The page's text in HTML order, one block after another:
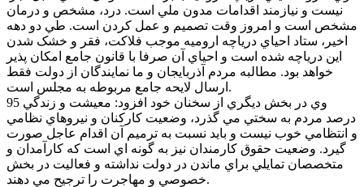
نيست و نيازمند اقدامات مدون ملي است. درد، مشخص و درمان
مشخص است و امروز وقت تصميم و عمل کردن است. طي دو دهه
اخير، ستاد احياي درياچه اروميه موجب فلاکت، فقر و خشک شدن
اين درياچه شده است و احياي آن صرفا با قانون جامع امکان پذير
خواهد بود. مطالبه مردم آذربايجان و ما نمايندگان از دولت فقط
ارسال لايحه جامع مربوطه به مجلس است.
وي در بخش ديگري از سخنان خود افزود: معيشت و زندگي 95
درصد مردم به سختي مي گذرد، وضعيت کارکنان و نيروهاي نظامي
و انتظامي خوب نيست و بايد نسبت به ترميم آن اقدام عاجل صورت
گيرد. وضعيت حقوق کارمندان نيز به گونه اي است که کارآمدان و
متخصصان تمايلي براي ماندن در دولت نداشته و فعاليت در بخش
خصوصي و مهاجرت را ترجيح مي دهند.